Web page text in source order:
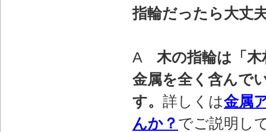
指輪だったら大丈
A 木の指輪は「
金属を全く含んで
す。 詳しくは金属
んか？ でご説明し